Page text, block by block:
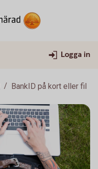
Logga in
BankID på kort eller fil